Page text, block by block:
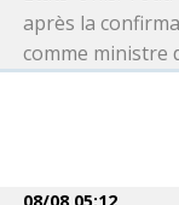
après la
comme ministre